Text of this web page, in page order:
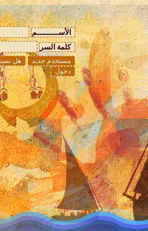
الأســـــــــم
كلمة السر